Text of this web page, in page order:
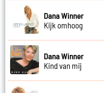
Dana Winner
Kijk omhoog
Dana Winner
Kind van mij